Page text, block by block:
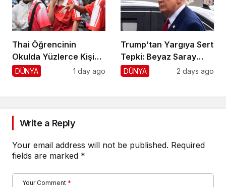
Thai Öğrencinin
Okulda Yüzlerce Kişiyi
Vurdu!
DÜNYA 1 day ago
Trump’tan Yargıya Sert
Tepki: Beyaz Saray
Krizi!
DÜNYA 2 days ago
Write a Reply
Your email address will not be published. Required
fields are marked *
Your Comment *